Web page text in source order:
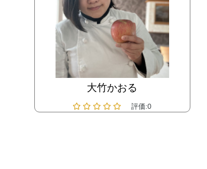
大竹かおる
評価:0